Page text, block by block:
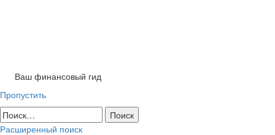
Ваш финансовый гид
Пропустить
Расширенный поиск